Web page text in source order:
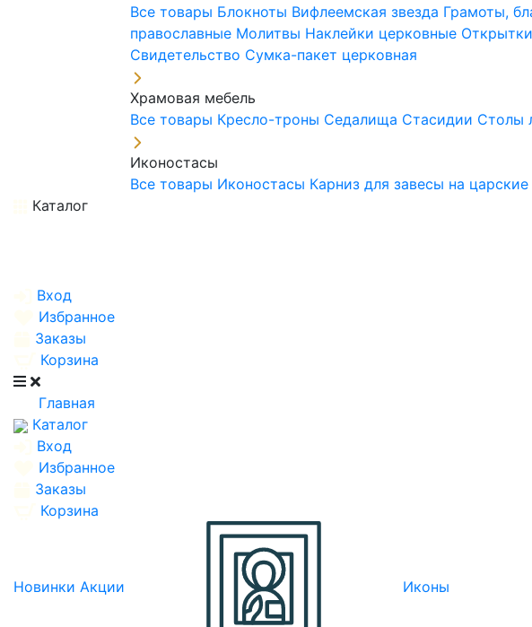
Все товары Блокноты Вифлеемская звезда Грамоты,
православные Молитвы Наклейки церковные Открытки
Свидетельство Сумка-пакет церковная
Храмовая мебель
Все товары Кресло-троны Седалища Стасидии Столы
Иконостасы
Все товары Иконостасы Карниз для завесы на царские
Каталог
Вход
Избранное
Заказы
Корзина
Главная
Каталог
Вход
Избранное
Заказы
Корзина
Новинки Акции Иконы